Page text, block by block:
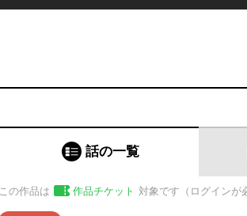
話の一覧
この作品は 作品チケット 対象です（ログインが